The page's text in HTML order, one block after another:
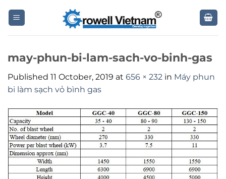
may-phun-bi-lam-sach-vo-binh-gas
Published 11 October, 2019 at 656 × 232 in Máy phun
bi làm sạch vỏ bình gas